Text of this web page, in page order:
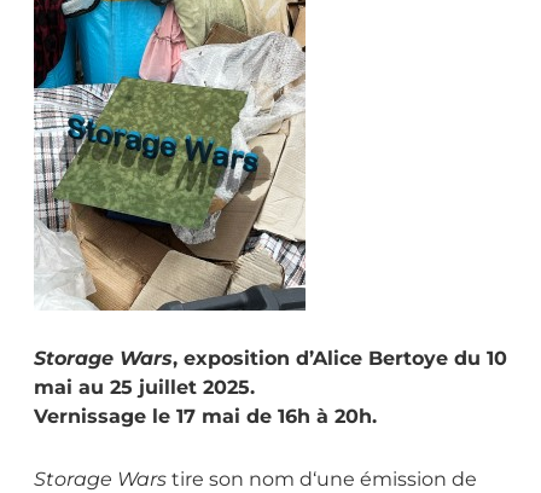
Storage Wars, exposition d’Alice Bertoye du 10
mai au 25 juillet 2025.
Vernissage le 17 mai de 16h à 20h.
Storage Wars tire son nom d‘une émission de